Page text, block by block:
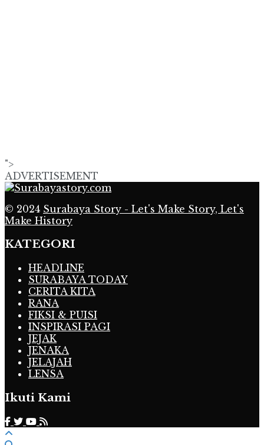
">
ADVERTISEMENT
© 2024 Surabaya Story - Let's Make Story, Let's
Make History
KATEGORI
HEADLINE
SURABAYA TODAY
CERITA KITA
RANA
FIKSI & PUISI
INSPIRASI PAGI
JEJAK
JENAKA
JELAJAH
LENSA
Ikuti Kami